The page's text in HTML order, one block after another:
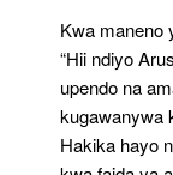
Kwa maneno
“Hii ndiyo
upendo na
kugawanywa
Hakika hayo